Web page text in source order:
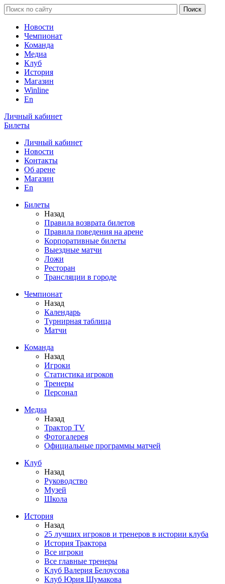
Новости
Чемпионат
Команда
Медиа
Клуб
История
Магазин
Winline
En
Личный кабинет
Билеты
Личный кабинет
Новости
Контакты
Об арене
Магазин
En
Билеты
Назад
Правила возврата билетов
Правила поведения на арене
Корпоративные билеты
Выездные матчи
Ложи
Ресторан
Трансляции в городе
Чемпионат
Назад
Календарь
Турнирная таблица
Матчи
Команда
Назад
Игроки
Статистика игроков
Тренеры
Персонал
Медиа
Назад
Трактор TV
Фотогалерея
Официальные программы матчей
Клуб
Назад
Руководство
Музей
Школа
История
Назад
25 лучших игроков и тренеров в истории клуба
История Трактора
Все игроки
Все главные тренеры
Клуб Валерия Белоусова
Клуб Юрия Шумакова